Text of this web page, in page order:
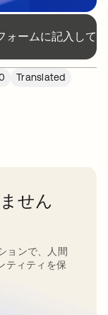
ォームに記入して
Translated
せん
ョンで、人間
ティティを保